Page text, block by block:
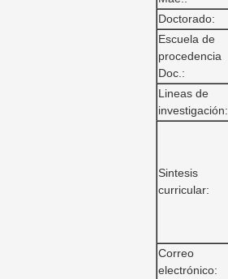
Doctorado:
Escuela de
procedencia
Doc.:
Lineas de
investigación:
Sintesis
curricular:
Correo
electrónico: